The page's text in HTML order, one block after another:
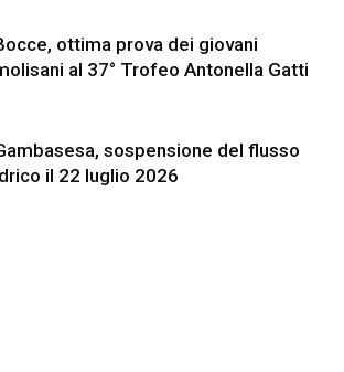
ottima prova dei giovani
al 37° Trofeo Antonella Gatti
sospensione del flusso
il 22 luglio 2026